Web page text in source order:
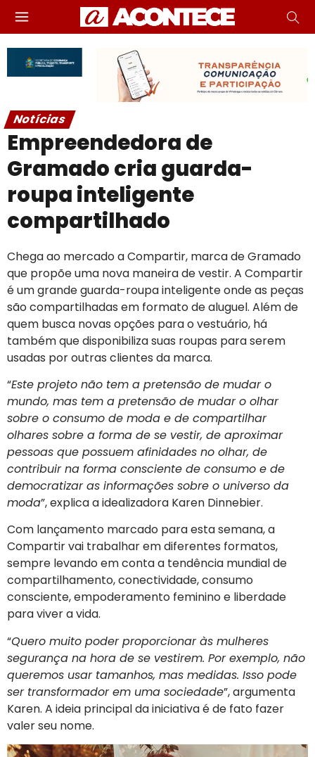
Notícias
Empreendedora de
Gramado cria guarda-
roupa inteligente
compartilhado
Chega ao mercado a Compartir, marca de Gramado
que propõe uma nova maneira de vestir. A Compartir
é um grande guarda-roupa inteligente onde as peças
são compartilhadas em formato de aluguel. Além de
quem busca novas opções para o vestuário, há
também que disponibiliza suas roupas para serem
usadas por outras clientes da marca.
“Este projeto não tem a pretensão de mudar o
mundo, mas tem a pretensão de mudar o olhar
sobre o consumo de moda e de compartilhar
olhares sobre a forma de se vestir, de aproximar
pessoas que possuem afinidades no olhar, de
contribuir na forma consciente de consumo e de
democratizar as informações sobre o universo da
moda”, explica a idealizadora Karen Dinnebier.
Com lançamento marcado para esta semana, a
Compartir vai trabalhar em diferentes formatos,
sempre levando em conta a tendência mundial de
compartilhamento, conectividade, consumo
consciente, empoderamento feminino e liberdade
para viver a vida.
“Quero muito poder proporcionar às mulheres
segurança na hora de se vestirem. Por exemplo, não
queremos usar tamanhos, mas medidas. Isso pode
ser transformador em uma sociedade”, argumenta
Karen. A ideia principal da iniciativa é de fato fazer
valer seu nome.